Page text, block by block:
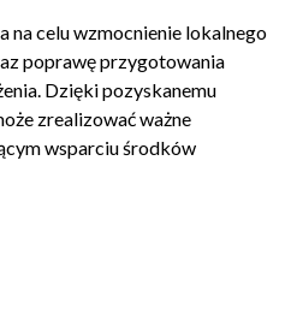
na celu wzmocnienie lokalnego
poprawę przygotowania
Dzięki pozyskanemu
zrealizować ważne
wsparciu środków